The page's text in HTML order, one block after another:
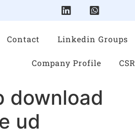
Contact Linkedin Groups
Company Profile CSR
download
ud